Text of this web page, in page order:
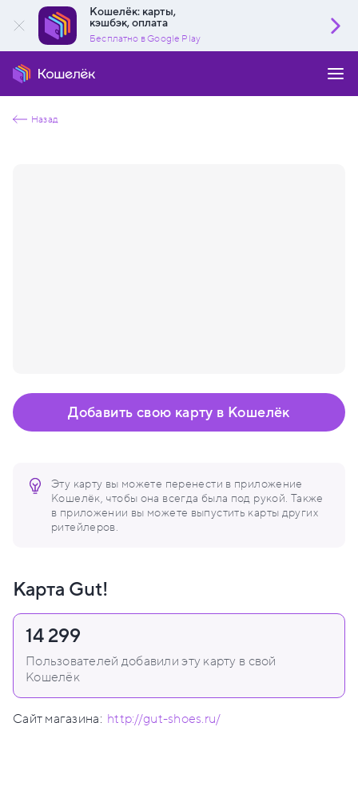
Кошелёк: карты,
кэшбэк, оплата
Бесплатно в Google Play
Назад
Эту карту вы можете перенести в приложение
Кошелёк, чтобы она всегда была под рукой. Также
в приложении вы можете выпустить карты других
ритейлеров.
Добавить свою карту в Кошелёк
Карта Gut!
14 299
Пользователей добавили эту карту в свой
Кошелёк
Сайт магазина: http://gut-shoes.ru/